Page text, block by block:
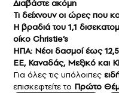
Διαβάστε ακόμη
Τι δείχνουν οι ώρες που
Η βραδιά του 1,1
οίκο Christie’s
ΗΠΑ: Νέοι δασμοί έως
ΕΕ, Καναδάς, Μεξικό και
Για όλες τις υπόλοιπες
επισκεφτείτε το Πρώτο